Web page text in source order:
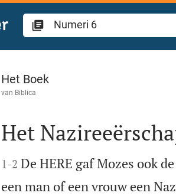
Numeri 6
Het Boek
van Biblica

Het

1-2 De HERE gaf Mozes ook
een man of een vrouw een